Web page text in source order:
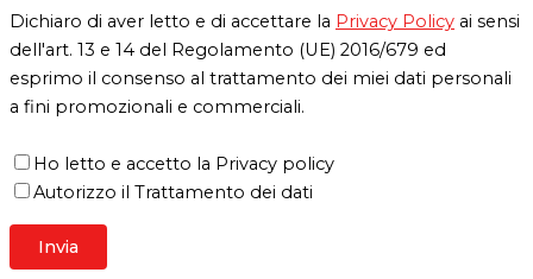
Dichiaro di aver letto e di accettare la Privacy Policy ai sensi
dell'art. 13 e 14 del Regolamento (UE) 2016/679 ed
esprimo il consenso al trattamento dei miei dati personali
a fini promozionali e commerciali.
Ho letto e accetto la Privacy policy
Autorizzo il Trattamento dei dati